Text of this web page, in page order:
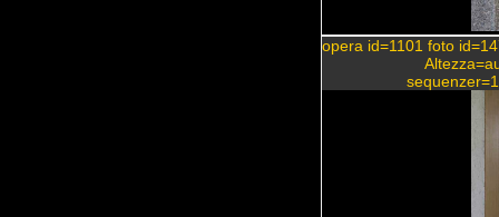
opera id=1101 foto